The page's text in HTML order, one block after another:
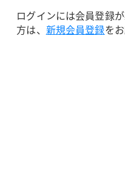
ログインには会員登録
方は、 新規会員登録を